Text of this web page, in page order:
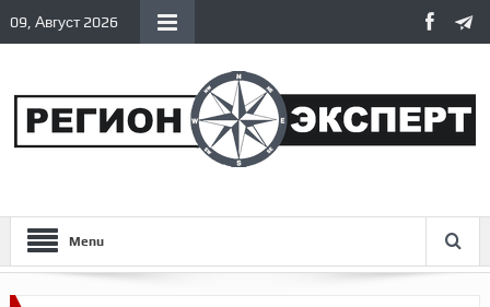
09, Август 2026
Menu